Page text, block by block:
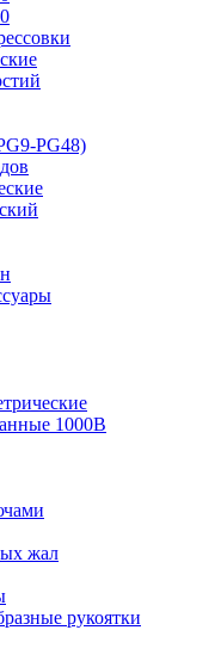
PG48)
1000В
жал
рукоятки